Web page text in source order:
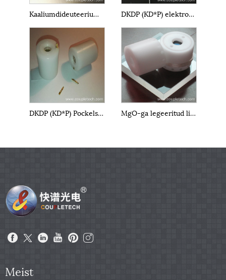
Kaaliumdideuteeriumfosfaat DKDP EO Q-Switch DKDP (KD*P) elektrooptiline element
DKDP (KD*P) Pockelsi rakk MgO-ga legeeritud liitium-niobaat elektrooptiline Q-lüliti
Meist